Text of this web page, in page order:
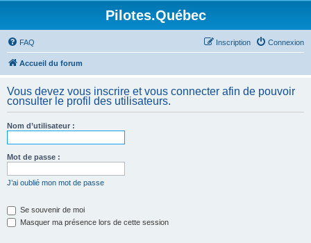
Pilotes.Québec
FAQ Connexion
Inscription
Accueil du forum
Vous devez vous inscrire et vous connecter afin de pouvoir
consulter le profil des utilisateurs.
Nom d’utilisateur :
Mot de passe :
J’ai oublié mon mot de passe
Se souvenir de moi
Masquer ma présence lors de cette session